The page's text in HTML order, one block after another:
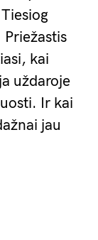
kai
uždaroje
Ir kai
jau